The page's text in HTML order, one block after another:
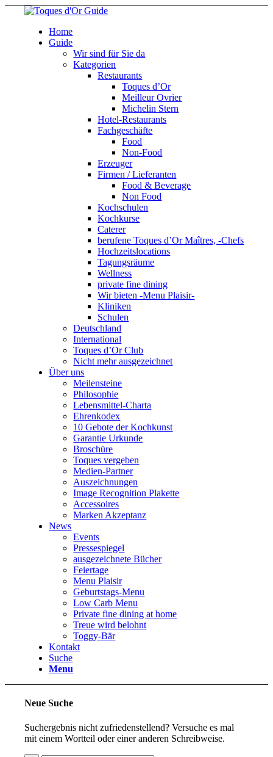
Home
Guide
Wir sind für Sie da
Kategorien
Restaurants
Toques d’Or
Meilleur Ovrier
Michelin Stern
Hotel-Restaurants
Fachgeschäfte
Food
Non-Food
Erzeuger
Firmen / Lieferanten
Food & Beverage
Non Food
Kochschulen
Kochkurse
Caterer
berufene Toques d’Or Maîtres, -Chefs
Hochzeitslocations
Tagungsräume
Wellness
private fine dining
Wir bieten -Menu Plaisir-
Kliniken
Schulen
Deutschland
International
Toques d’Or Club
Nicht mehr ausgezeichnet
Über uns
Meilensteine
Philosophie
Lebensmittel-Charta
Ehrenkodex
10 Gebote der Kochkunst
Garantie Urkunde
Broschüre
Toques vergeben
Medien-Partner
Auszeichnungen
Image Recognition Plakette
Accessoires
Marken Akzeptanz
News
Events
Pressespiegel
ausgezeichnete Bücher
Feiertage
Menu Plaisir
Geburtstags-Menu
Low Carb Menu
Private fine dining at home
Treue wird belohnt
Toggy-Bär
Kontakt
Suche
Menu
Neue Suche
Suchergebnis nicht zufriedenstellend? Versuche es mal
mit einem Wortteil oder einer anderen Schreibweise.